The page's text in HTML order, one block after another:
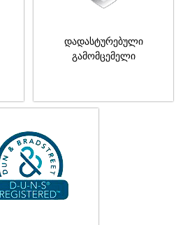
დადასტურებული
გამომცემელი